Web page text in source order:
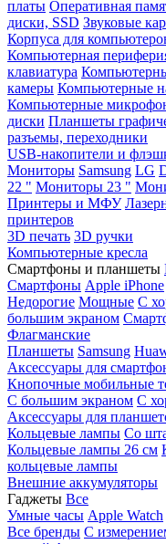
платы Оперативная
диски, SSD Звуковые
Корпуса для
Компьютерная
клавиатура
камеры Компьютерные
Компьютерные
диски Планшеты
разъемы, переходники
USB-накопители и
Мониторы Samsung LG
22 " Мониторы 23 "
Принтеры и МФУ
принтеров
3D печать 3D ручки
Компьютерные кресла
Смартфоны и планшеты
Смартфоны Apple iPhone
Недорогие Мощные С
большим экраном
Флагманские
Планшеты Samsung
Аксессуары для
Кнопочные мобильные
С большим экраном С
Аксессуары для
Кольцевые лампы Со
Кольцевые лампы 26 см
кольцевые лампы
Внешние аккумуляторы
Гаджеты Все
Умные часы Apple Watch
Все бренды C